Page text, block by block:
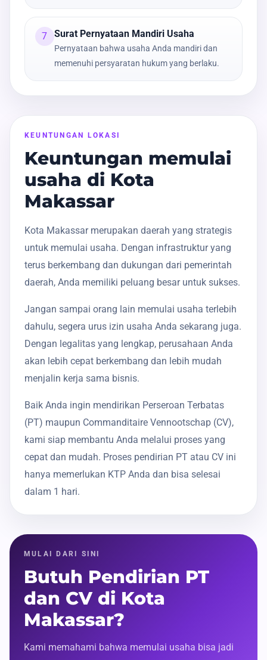
7 Surat Pernyataan Mandiri Usaha
Pernyataan bahwa usaha Anda mandiri dan
memenuhi persyaratan hukum yang berlaku.
KEUNTUNGAN LOKASI
Keuntungan memulai
usaha di Kota
Makassar
Kota Makassar merupakan daerah yang strategis
untuk memulai usaha. Dengan infrastruktur yang
terus berkembang dan dukungan dari pemerintah
daerah, Anda memiliki peluang besar untuk sukses.
Jangan sampai orang lain memulai usaha terlebih
dahulu, segera urus izin usaha Anda sekarang juga.
Dengan legalitas yang lengkap, perusahaan Anda
akan lebih cepat berkembang dan lebih mudah
menjalin kerja sama bisnis.
Baik Anda ingin mendirikan Perseroan Terbatas
(PT) maupun Commanditaire Vennootschap (CV),
kami siap membantu Anda melalui proses yang
cepat dan mudah. Proses pendirian PT atau CV ini
hanya memerlukan KTP Anda dan bisa selesai
dalam 1 hari.
MULAI DARI SINI
Butuh Pendirian PT
dan CV di Kota
Makassar?
Kami memahami bahwa memulai usaha bisa jadi